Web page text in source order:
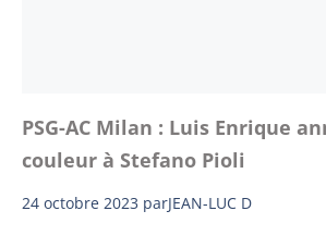
PSG-AC Milan : Luis Enrique
couleur à Stefano Pioli
24 octobre 2023 parJEAN-LUC D